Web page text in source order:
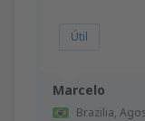
Marcelo
Brazilia,
Útil